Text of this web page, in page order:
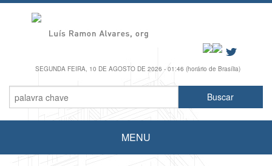
SEGUNDA FEIRA, 10 DE AGOSTO DE 2026 - 01:46 (horário de Brasília)
MENU